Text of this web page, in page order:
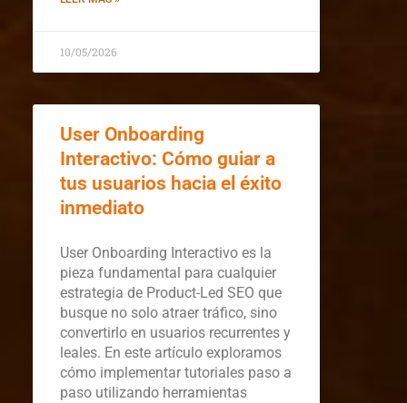
10/05/2026
User Onboarding
Interactivo: Cómo guiar a
tus usuarios hacia el éxito
inmediato
User Onboarding Interactivo es la
pieza fundamental para cualquier
estrategia de Product-Led SEO que
busque no solo atraer tráfico, sino
convertirlo en usuarios recurrentes y
leales. En este artículo exploramos
cómo implementar tutoriales paso a
paso utilizando herramientas